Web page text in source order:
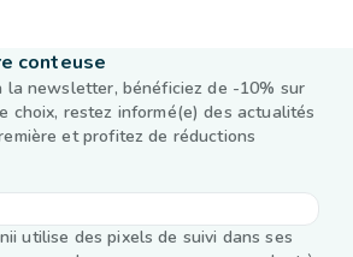
conteuse
la newsletter, bénéficiez de -10% sur
choix, restez informé(e) des actualités
et profitez de réductions
utilise des pixels de suivi dans ses